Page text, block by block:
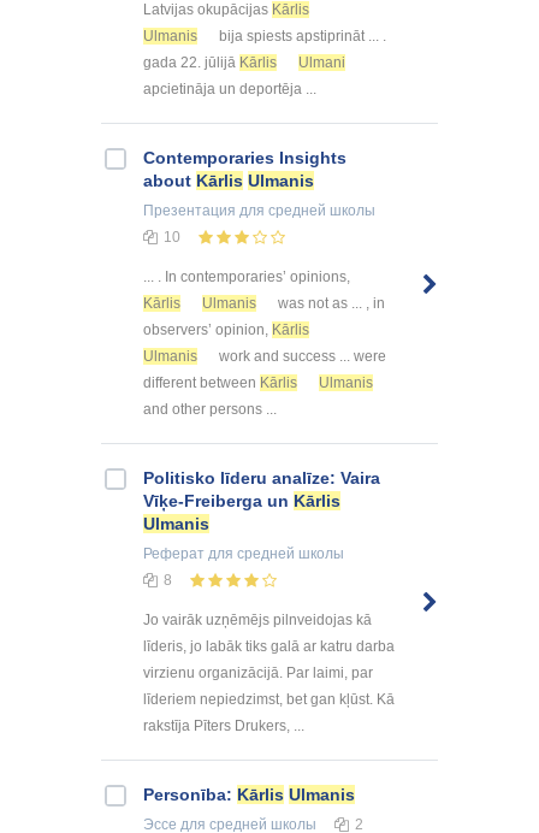
Latvijas okupācijas Kārlis
Ulmanis
bija spiests apstiprināt ... .
gada 22. jūlijā Kārlis
Ulmani
apcietināja un deportēja ...
Contemporaries Insights
about Kārlis Ulmanis
Презентация для средней школы
10
... . In contemporaries’ opinions,
Kārlis
Ulmanis
was not as ... , in
observers’ opinion, Kārlis
Ulmanis
work and success ... were
different between Kārlis
Ulmanis
and other persons ...
Politisko līderu analīze: Vaira
Vīķe-Freiberga un Kārlis
Ulmanis
Реферат для средней школы
8
Jo vairāk uzņēmējs pilnveidojas kā
līderis, jo labāk tiks galā ar katru darba
virzienu organizācijā. Par laimi, par
līderiem nepiedzimst, bet gan kļūst. Kā
rakstīja Pīters Drukers, ...
Personība: Kārlis Ulmanis
Эссе для средней школы 2